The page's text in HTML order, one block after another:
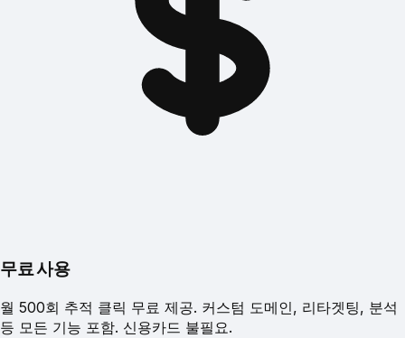
무료 사용
월 500회 추적 클릭 무료 제공. 커스텀 도메인, 리타겟팅, 분석
등 모든 기능 포함. 신용카드 불필요.